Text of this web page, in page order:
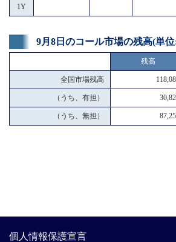
1Y
9月8日のコール市場の残高(単
残高
全国市場残高
（うち、有担）
（うち、無担）
個人情報保護宣言